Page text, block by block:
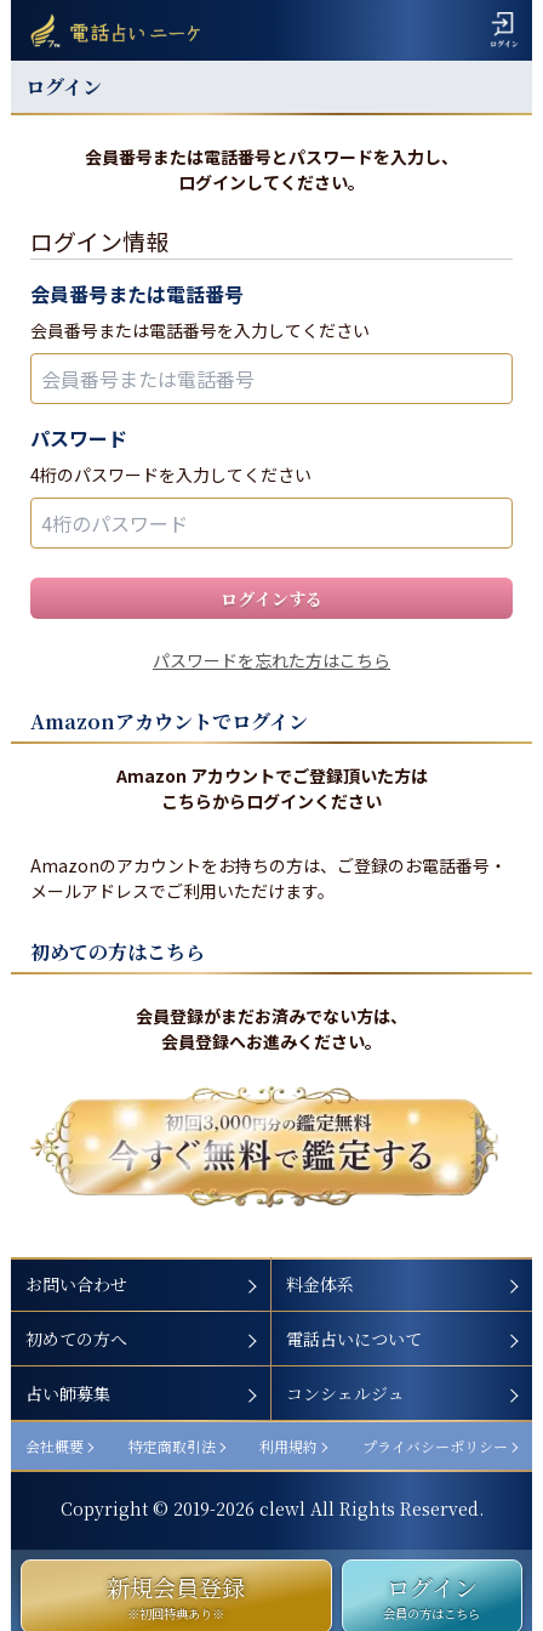
ログイン
会員番号または電話番号とパスワードを入力し、
ログインしてください。
ログイン情報
会員番号または電話番号
会員番号または電話番号を入力してください
パスワード
4桁のパスワードを入力してください
ログインする
パスワードを忘れた方はこちら
Amazonアカウントでログイン
Amazon アカウントでご登録頂いた方は
こちらからログインください
Amazonのアカウントをお持ちの方は、ご登録のお電話番号・
メールアドレスでご利用いただけます。
初めての方はこちら
会員登録がまだお済みでない方は、
会員登録へお進みください。
お問い合わせ 料金体系
初めての方へ 電話占いについて
占い師募集 コンシェルジュ
会社概要 特定商取引法 利用規約 プライバシーポリシー
Copyright © 2019-2026 clewl All Rights Reserved.
新規会員登録
※初回特典あり※
ログイン
会員の方はこちら